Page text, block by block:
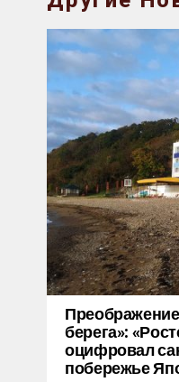
берега»:
оцифровал
побережье